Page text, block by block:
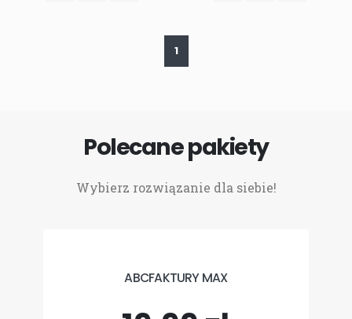
1
Polecane pakiety
Wybierz rozwiązanie dla siebie!
ABCFAKTURY MAX